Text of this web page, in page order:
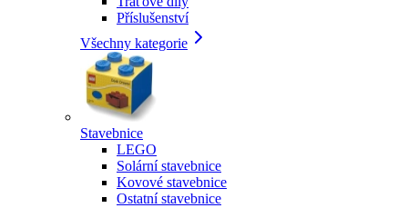
Příslušenství
Všechny kategorie
Stavebnice
LEGO
Solární stavebnice
Kovové stavebnice
Ostatní stavebnice